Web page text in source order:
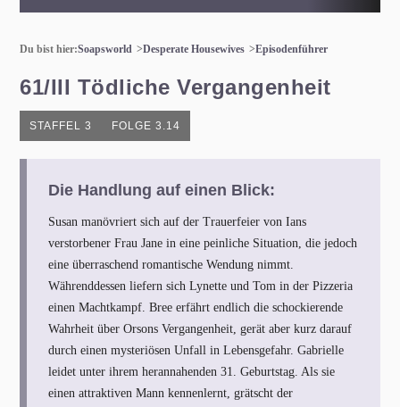
Du bist hier:Soapsworld Desperate Housewives Episodenführer
61/III Tödliche Vergangenheit
STAFFEL 3 FOLGE 3.14
Die Handlung auf einen Blick:
Susan manövriert sich auf der Trauerfeier von Ians
verstorbener Frau Jane in eine peinliche Situation, die jedoch
eine überraschend romantische Wendung nimmt.
Währenddessen liefern sich Lynette und Tom in der Pizzeria
einen Machtkampf. Bree erfährt endlich die schockierende
Wahrheit über Orsons Vergangenheit, gerät aber kurz darauf
durch einen mysteriösen Unfall in Lebensgefahr. Gabrielle
leidet unter ihrem herannahenden 31. Geburtstag. Als sie
einen attraktiven Mann kennenlernt, grätscht der